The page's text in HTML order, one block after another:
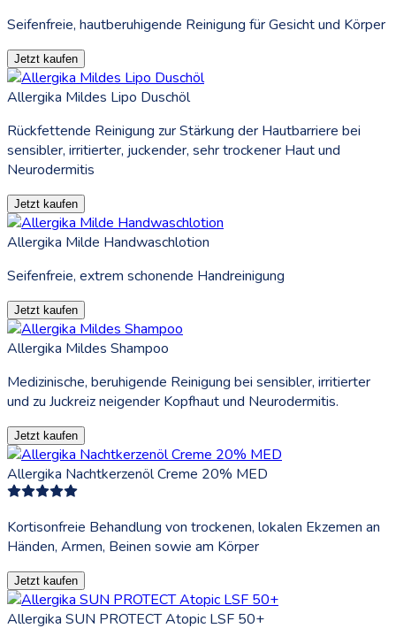
Seifenfreie, hautberuhigende Reinigung für Gesicht und Körper
Jetzt kaufen
Allergika Mildes Lipo Duschöl
Rückfettende Reinigung zur Stärkung der Hautbarriere bei
sensibler, irritierter, juckender, sehr trockener Haut und
Neurodermitis
Jetzt kaufen
Allergika Milde Handwaschlotion
Seifenfreie, extrem schonende Handreinigung
Jetzt kaufen
Allergika Mildes Shampoo
Medizinische, beruhigende Reinigung bei sensibler, irritierter
und zu Juckreiz neigender Kopfhaut und Neurodermitis.
Jetzt kaufen
Allergika Nachtkerzenöl Creme 20% MED
Kortisonfreie Behandlung von trockenen, lokalen Ekzemen an
Händen, Armen, Beinen sowie am Körper
Jetzt kaufen
Allergika SUN PROTECT Atopic LSF 50+